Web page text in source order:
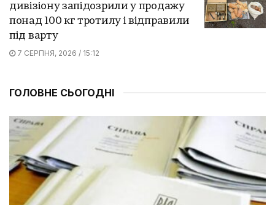
дивізіону запідозрили у продажу
понад 100 кг тротилу і відправили
під варту
7 СЕРПНЯ, 2026 / 15:12
ГОЛОВНЕ СЬОГОДНІ